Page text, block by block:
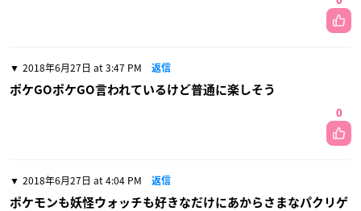
2018年6月27日 at 3:47 PM 返信
ポケGOポケGO言われているけど普通に楽しそう
0
2018年6月27日 at 4:04 PM 返信
ポケモンも妖怪ウォッチも好きなだけにあからさまなパクリゲ